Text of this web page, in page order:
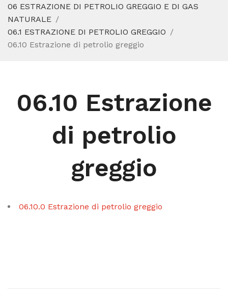
CODICE ATECO A COSA SERVE
REGIME FORFETTARIO
CODICE FISCALE
06 ESTRAZIONE DI PETROLIO GREGGIO E DI GAS
NATURALE
06.1 ESTRAZIONE DI PETROLIO GREGGIO
06.10 Estrazione di petrolio greggio
06.10 Estrazione
di petrolio
greggio
06.10.0 Estrazione di petrolio greggio